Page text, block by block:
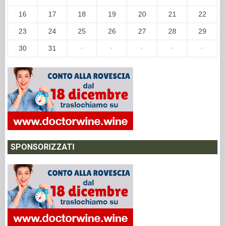
16 17 18 19 20 21 22
23 24 25 26 27 28 29
30 31 · · · · ·
SPONSORIZZATI